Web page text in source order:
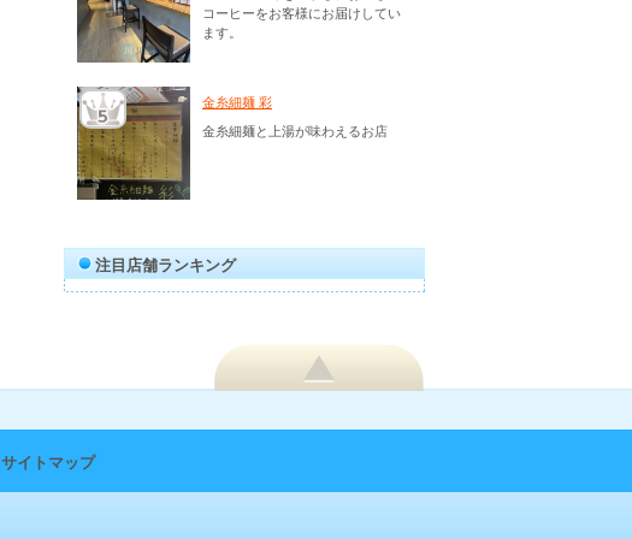
コーヒーをお客様にお届けしてい
ます。
金糸細麺 彩
金糸細麺と上湯が味わえるお店
注目店舗ランキング
サイトマップ